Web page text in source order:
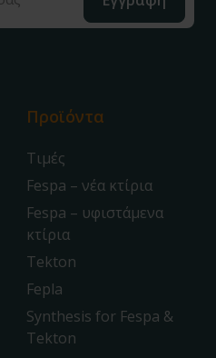
Προϊόντα
Τιμές
Fespa – νέα κτίρια
Fespa – υφιστάμενα
κτίρια
Tekton
Fepla
Synthesis for Fespa &
Tekton